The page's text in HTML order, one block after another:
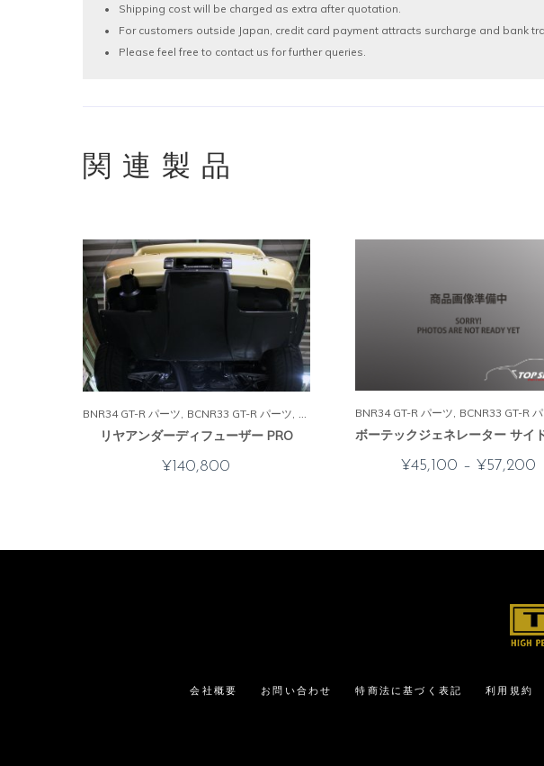
Shipping cost will be charged as extra after quotation.
For customers outside Japan, credit card payment attracts surcharge and bank
Please feel free to contact us for further queries.
関連製品
BNR34 GT-R パーツ BCNR33 GT-R パーツ BNR32 GT-R パーツ
リヤアンダーディフューザー PRO
¥140,800
BNR34 GT-R パーツ BCNR33 GT-R
¥45,100 – ¥57,200
会社概要 お問い合わせ 特商法に基づく表記 利用規約